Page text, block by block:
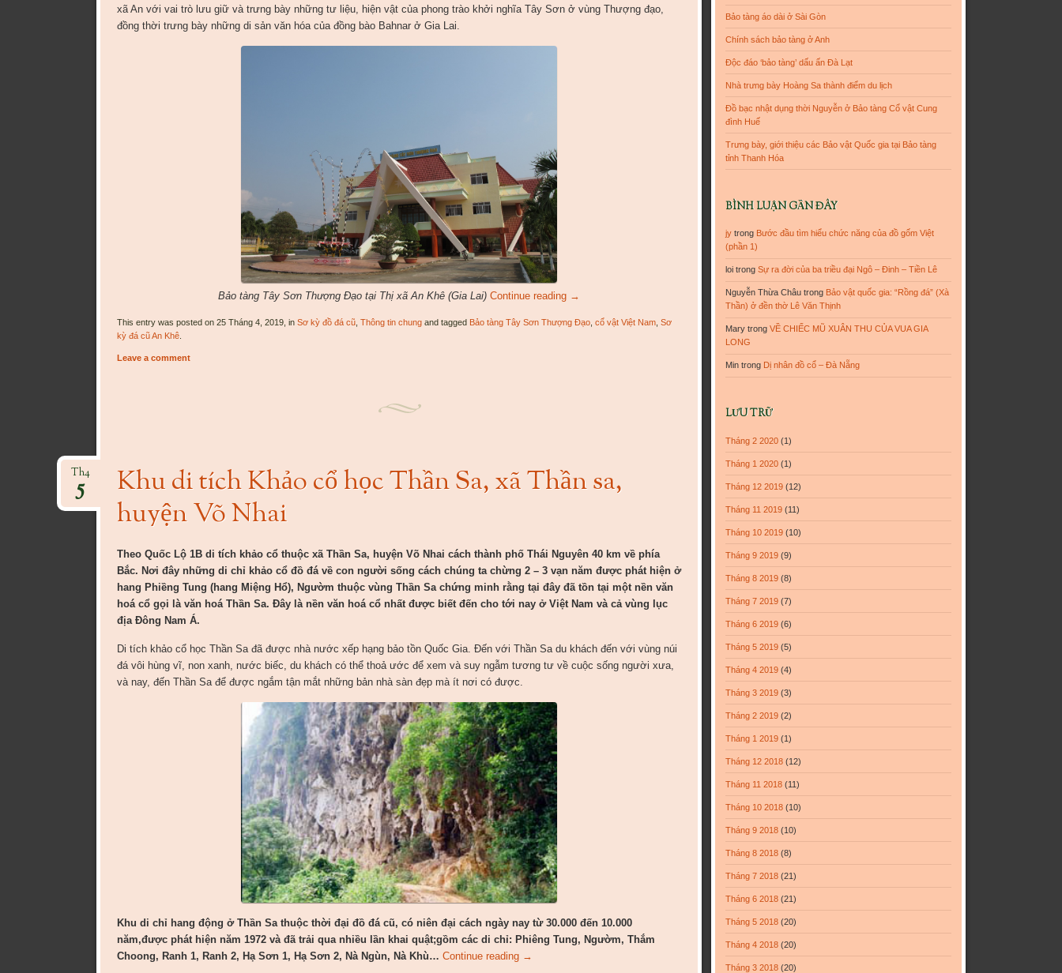
xã An với vai trò lưu giữ và trưng bày những tư liệu, hiện vật của phong trào khởi nghĩa Tây Sơn ở vùng Thượng đạo,
đồng thời trưng bày những di sản văn hóa của đồng bào Bahnar ở Gia Lai.
Bảo tàng Tây Sơn Thượng Đạo tại Thị xã An Khê (Gia Lai) Continue reading →
This entry was posted on 25 Tháng 4, 2019, in Sơ kỳ đồ đá cũ, Thông tin chungand tagged Bảo tàng Tây Sơn Thượng Đạo, cổ vật Việt Nam, Sơ
kỳ đá cũ An Khê.
Leave a comment
Khu di tích Khảo cổ học Thần Sa, xã Thần sa,
huyện Võ Nhai
Th4
5
Theo Quốc Lộ 1B di tích khảo cổ thuộc xã Thần Sa, huyện Võ Nhai cách thành phố Thái Nguyên 40 km về phía
Bắc. Nơi đây những di chỉ khảo cổ đồ đá về con người sống cách chúng ta chừng 2 – 3 vạn năm được phát hiện ở
hang Phiềng Tung (hang Miệng Hổ), Ngườm thuộc vùng Thần Sa chứng minh rằng tại đây đã tồn tại một nền văn
hoá cổ gọi là văn hoá Thần Sa. Đây là nền văn hoá cổ nhất được biết đến cho tới nay ở Việt Nam và cả vùng lục
địa Đông Nam Á.
Di tích khảo cổ học Thần Sa đã được nhà nước xếp hạng bảo tồn Quốc Gia. Đến với Thần Sa du khách đến với vùng núi
đá vôi hùng vĩ, non xanh, nước biếc, du khách có thể thoả ước để xem và suy ngẫm tương tư về cuộc sống người xưa,
và nay, đến Thần Sa để được ngắm tận mắt những bản nhà sàn đẹp mà ít nơi có được.
Khu di chỉ hang động ở Thần Sa thuộc thời đại đồ đá cũ, có niên đại cách ngày nay từ 30.000 đến 10.000
năm,được phát hiện năm 1972 và đã trải qua nhiều lần khai quật;gồm các di chỉ: Phiêng Tung, Ngườm, Thắm
Choong, Ranh 1, Ranh 2, Hạ Sơn 1, Hạ Sơn 2, Nà Ngùn, Nà Khù… Continue reading →
Bảo tàng áo dài ở Sài Gòn
Chính sách bảo tàng ở Anh
Độc đáo ‘bảo tàng’ dấu ấn Đà Lạt
Nhà trưng bày Hoàng Sa thành điểm du lịch
Đồ bạc nhật dụng thời Nguyễn ở Bảo tàng Cổ vật Cung
đình Huế
Trưng bày, giới thiệu các Bảo vật Quốc gia tại Bảo tàng
tỉnh Thanh Hóa
BÌNH LUẬN GẦN ĐÂY
jy trong Bước đầu tìm hiểu chức năng của đồ gốm Việt
(phần 1)
loi trongSự ra đời của ba triều đại Ngô – Đinh – Tiền Lê
Nguyễn Thừa Châu trong Bảo vật quốc gia: “Rồng đá” (Xà
Thần) ở đền thờ Lê Văn Thịnh
Mary trongVỀ CHIẾC MŨ XUÂN THU CỦA VUA GIA
LONG
Min trong Dị nhân đồ cổ – Đà Nẵng
LƯU TRỮ
Tháng 2 2020 (1)
Tháng 1 2020 (1)
Tháng 12 2019 (12)
Tháng 11 2019 (11)
Tháng 10 2019 (10)
Tháng 9 2019 (9)
Tháng 8 2019 (8)
Tháng 7 2019 (7)
Tháng 6 2019 (6)
Tháng 5 2019 (5)
Tháng 4 2019 (4)
Tháng 3 2019 (3)
Tháng 2 2019 (2)
Tháng 1 2019 (1)
Tháng 12 2018 (12)
Tháng 11 2018 (11)
Tháng 10 2018 (10)
Tháng 9 2018 (10)
Tháng 8 2018 (8)
Tháng 7 2018 (21)
Tháng 6 2018 (21)
Tháng 5 2018 (20)
Tháng 4 2018 (20)
Tháng 3 2018 (20)